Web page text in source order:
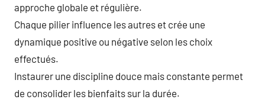
approche globale et régulière.
Chaque pilier influence les autres et crée une
dynamique positive ou négative selon les choix
effectués.
Instaurer une discipline douce mais constante permet
de consolider les bienfaits sur la durée.